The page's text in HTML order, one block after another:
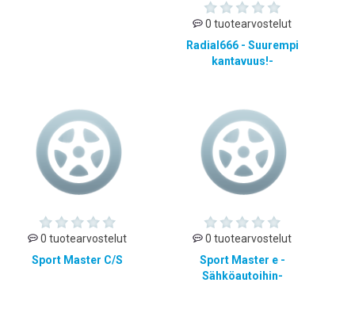
0 tuotearvostelut
Radial666 - Suurempi
kantavuus!-
0 tuotearvostelut
Sport Master C/S
0 tuotearvostelut
Sport Master e -
Sähköautoihin-